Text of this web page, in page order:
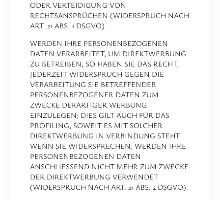
ODER VERTEIDIGUNG VON
RECHTSANSPRÜCHEN (WIDERSPRUCH NACH
ART. 21 ABS. 1 DSGVO).
WERDEN IHRE PERSONENBEZOGENEN
DATEN VERARBEITET, UM DIREKTWERBUNG
ZU BETREIBEN, SO HABEN SIE DAS RECHT,
JEDERZEIT WIDERSPRUCH GEGEN DIE
VERARBEITUNG SIE BETREFFENDER
PERSONENBEZOGENER DATEN ZUM
ZWECKE DERARTIGER WERBUNG
EINZULEGEN; DIES GILT AUCH FÜR DAS
PROFILING, SOWEIT ES MIT SOLCHER
DIREKTWERBUNG IN VERBINDUNG STEHT.
WENN SIE WIDERSPRECHEN, WERDEN IHRE
PERSONENBEZOGENEN DATEN
ANSCHLIESSEND NICHT MEHR ZUM ZWECKE
DER DIREKTWERBUNG VERWENDET
(WIDERSPRUCH NACH ART. 21 ABS. 2 DSGVO).